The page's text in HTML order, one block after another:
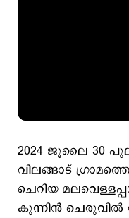
2024 ജൂലൈ 30
വിലങ്ങാട്
ചെറിയ
കുന്നിന്‍ ചെരുവില്‍